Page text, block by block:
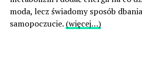
moda, lecz świadomy sposób
samopoczucie. (więcej…)